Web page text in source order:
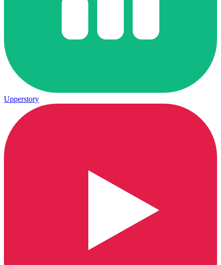
Upperstory